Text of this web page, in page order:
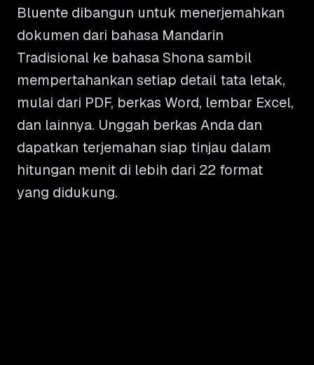
Bluente dibangun untuk menerjemahkan
dokumen dari bahasa Mandarin
Tradisional ke bahasa Shona sambil
mempertahankan setiap detail tata letak,
mulai dari PDF, berkas Word, lembar Excel,
dan lainnya. Unggah berkas Anda dan
dapatkan terjemahan siap tinjau dalam
hitungan menit di lebih dari 22 format
yang didukung.